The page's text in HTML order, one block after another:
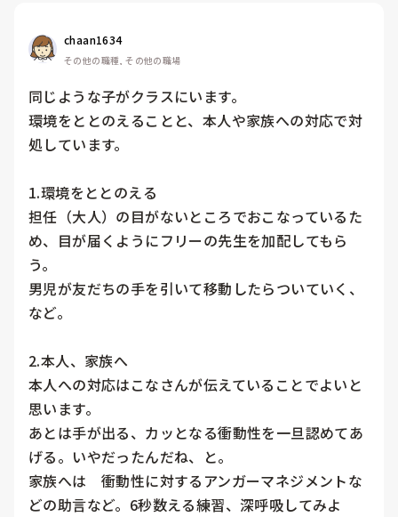
chaan1634
その他の職種, その他の職場
同じような子がクラスにいます。
環境をととのえることと、本人や家族への対応で対
処しています。
1.環境をととのえる
担任（大人）の目がないところでおこなっているた
め、目が届くようにフリーの先生を加配してもら
う。
男児が友だちの手を引いて移動したらついていく、
など。
2.本人、家族へ
本人への対応はこなさんが伝えていることでよいと
思います。
あとは手が出る、カッとなる衝動性を一旦認めてあ
げる。いやだったんだね、と。
家族へは　衝動性に対するアンガーマネジメントな
どの助言など。6秒数える練習、深呼吸してみよ